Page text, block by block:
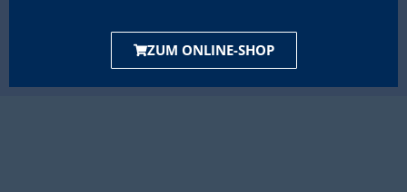
ZUM ONLINE-SHOP